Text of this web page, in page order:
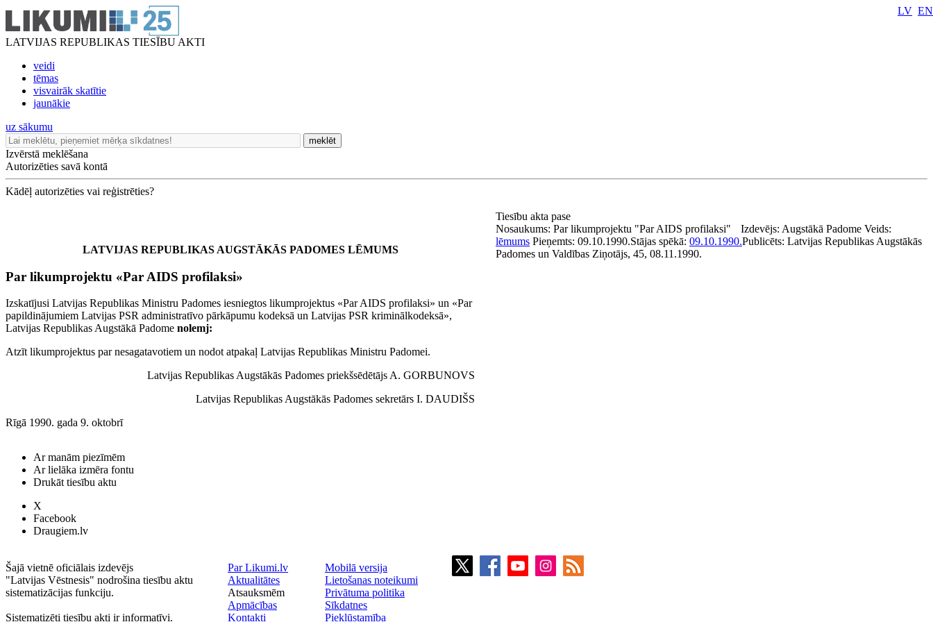
LATVIJAS REPUBLIKAS TIESĪBU AKTI
veidi
tēmas
visvairāk skatītie
jaunākie
LV EN
uz sākumu
meklēt
Izvērstā meklēšana
Autorizēties savā kontā
Kādēļ autorizēties vai reģistrēties?
LATVIJAS REPUBLIKAS AUGSTĀKĀS PADOMES LĒMUMS
Par likumprojektu «Par AIDS profilaksi»
Izskatījusi Latvijas Republikas Ministru Padomes iesniegtos likumprojektus «Par AIDS profilaksi» un «Par
papildinājumiem Latvijas PSR administratīvo pārkāpumu kodeksā un Latvijas PSR kriminālkodeksā»,
Latvijas Republikas Augstākā Padome nolemj:
Atzīt likumprojektus par nesagatavotiem un nodot atpakaļ Latvijas Republikas Ministru Padomei.
Latvijas Republikas Augstākās Padomes priekšsēdētājs A. GORBUNOVS
Latvijas Republikas Augstākās Padomes sekretārs I. DAUDIŠS
Rīgā 1990. gada 9. oktobrī
Tiesību akta pase
Nosaukums: Par likumprojektu "Par AIDS profilaksi" Izdevējs: Augstākā Padome Veids:
lēmums Pieņemts: 09.10.1990.Stājas spēkā: 09.10.1990.Publicēts: Latvijas Republikas Augstākās
Padomes un Valdības Ziņotājs, 45, 08.11.1990.
Ar manām piezīmēm
Ar lielāka izmēra fontu
Drukāt tiesību aktu
X
Facebook
Draugiem.lv
Šajā vietnē oficiālais izdevējs
"Latvijas Vēstnesis" nodrošina tiesību aktu
sistematizācijas funkciju.
Sistematizēti tiesību akti ir informatīvi.
Par Likumi.lv
Aktualitātes
Atsauksmēm
Apmācības
Kontakti
Mobilā versija
Lietošanas noteikumi
Privātuma politika
Sīkdatnes
Piekļūstamība